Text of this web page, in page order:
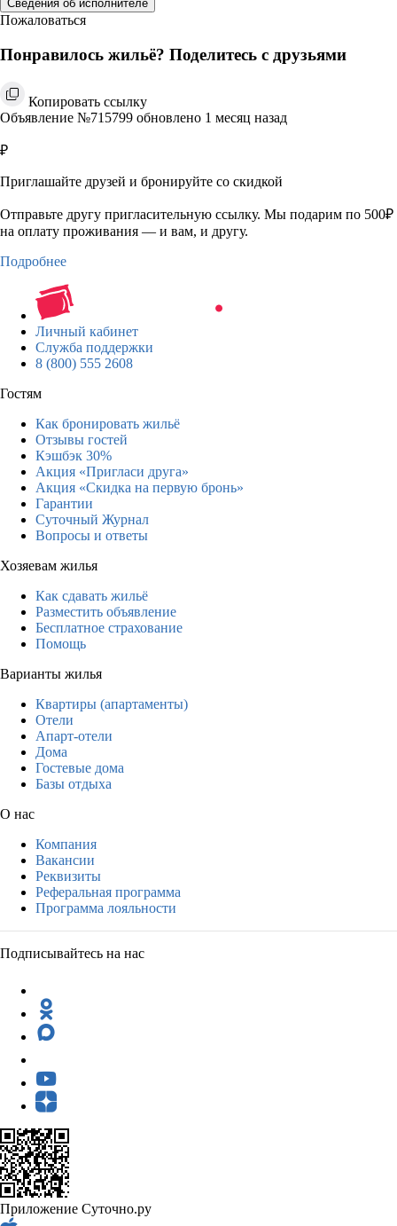
Сведения об исполнителе
Пожаловаться
Понравилось жильё? Поделитесь с друзьями
Копировать ссылку
Объявление №715799 обновлено 1 месяц назад
₽
Приглашайте друзей и бронируйте со скидкой
Отправьте другу пригласительную ссылку. Мы подарим по 500₽
на оплату проживания — и вам, и другу.
Подробнее
Личный кабинет
Служба поддержки
8 (800) 555 2608
Гостям
Как бронировать жильё
Отзывы гостей
Кэшбэк 30%
Акция «Пригласи друга»
Акция «Скидка на первую бронь»
Гарантии
Суточный Журнал
Вопросы и ответы
Хозяевам жилья
Как сдавать жильё
Разместить объявление
Бесплатное страхование
Помощь
Варианты жилья
Квартиры (апартаменты)
Отели
Апарт-отели
Дома
Гостевые дома
Базы отдыха
О нас
Компания
Вакансии
Реквизиты
Реферальная программа
Программа лояльности
Подписывайтесь на нас
Приложение Суточно.ру